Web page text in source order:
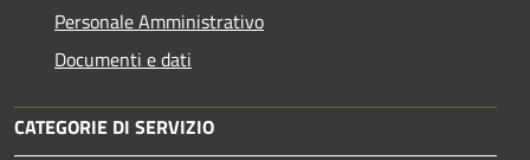
Personale Amministrativo
Documenti e dati
CATEGORIE DI SERVIZIO